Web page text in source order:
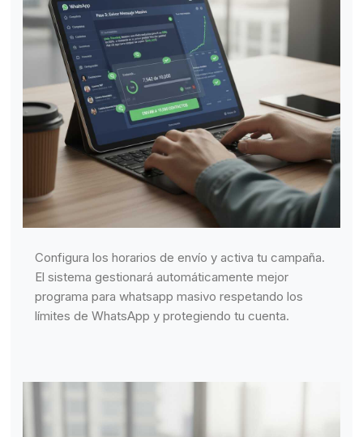
Configura los horarios de envío y activa tu campaña.
El sistema gestionará automáticamente mejor
programa para whatsapp masivo respetando los
límites de WhatsApp y protegiendo tu cuenta.